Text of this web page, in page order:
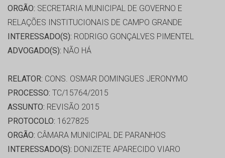
ORGÃO: SECRETARIA MUNICIPAL DE GOVERNO E
RELAÇÕES INSTITUCIONAIS DE CAMPO GRANDE
INTERESSADO(S): RODRIGO GONÇALVES PIMENTEL
ADVOGADO(S): NÃO HÁ
RELATOR: CONS. OSMAR DOMINGUES JERONYMO
PROCESSO: TC/15764/2015
ASSUNTO: REVISÃO 2015
PROTOCOLO: 1627825
ORGÃO: CÂMARA MUNICIPAL DE PARANHOS
INTERESSADO(S): DONIZETE APARECIDO VIARO